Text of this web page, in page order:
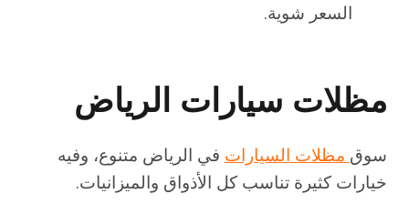
السعر شوية.
مظلات سيارات الرياض
سوق مظلات السيارات في الرياض متنوع، وفيه
خيارات كثيرة تناسب كل الأذواق والميزانيات.